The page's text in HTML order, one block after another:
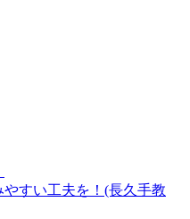
すい工夫を！(長久手教